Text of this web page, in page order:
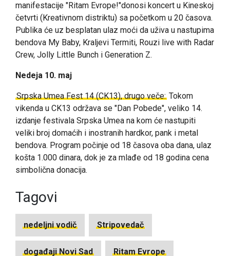
manifestacije "Ritam Evrope!"donosi koncert u Kineskoj
četvrti (Kreativnom distriktu) sa početkom u 20 časova.
Publika će uz besplatan ulaz moći da uživa u nastupima
bendova My Baby, Kraljevi Termiti, Rouzi live with Radar
Crew, Jolly Little Bunch i Generation Z.
Nedeja 10. maj
Srpska Umea Fest 14 (CK13), drugo veče: Tokom
vikenda u CK13 održava se "Dan Pobede", veliko 14.
izdanje festivala Srpska Umea na kom će nastupiti
veliki broj domaćih i inostranih hardkor, pank i metal
bendova. Program počinje od 18 časova oba dana, ulaz
košta 1.000 dinara, dok je za mlađe od 18 godina cena
simbolična donacija.
Tagovi
nedeljni vodič Stripovedač
događaji Novi Sad Ritam Evrope